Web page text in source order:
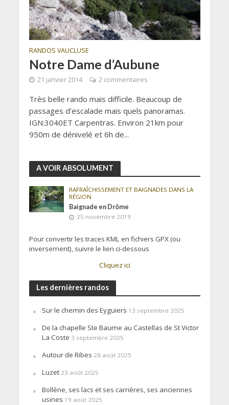
RANDOS VAUCLUSE
Notre Dame d’Aubune
21 janvier 2014 2 commentaires
Très belle rando mais difficile. Beaucoup de
passages d’escalade mais quels panoramas.
IGN:3040ET Carpentras. Environ 21km pour
950m de dénivelé et 6h de...
A VOIR ABSOLUMENT
RAFRAÎCHISSEMENT ET BAIGNADES DANS LA
RÉGION
Baignade en Drôme
25 novembre 2019
Pour convertir les traces KML en fichiers GPX (ou
inversement), suivre le lien ci-dessous
Cliquez ici
Les dernières randos
Sur le chemin des Eyguiers 13 septembre 2025
De la chapelle Ste Baume au Castellas de St Victor
La Coste 3 septembre 2025
Autour de Ribes 28 août 2025
Luzet 23 août 2025
Bollène, ses lacs et ses carrières, ses anciennes
usines 19 août 2025